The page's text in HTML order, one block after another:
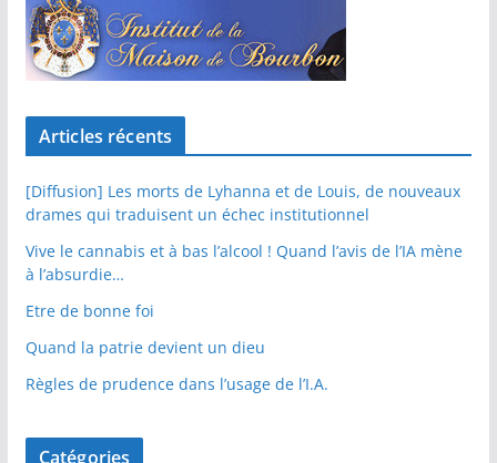
Articles récents
[Diffusion] Les morts de Lyhanna et de Louis, de nouveaux
drames qui traduisent un échec institutionnel
Vive le cannabis et à bas l’alcool ! Quand l’avis de l’IA mène
à l’absurdie…
Etre de bonne foi
Quand la patrie devient un dieu
Règles de prudence dans l’usage de l’I.A.
Catégories